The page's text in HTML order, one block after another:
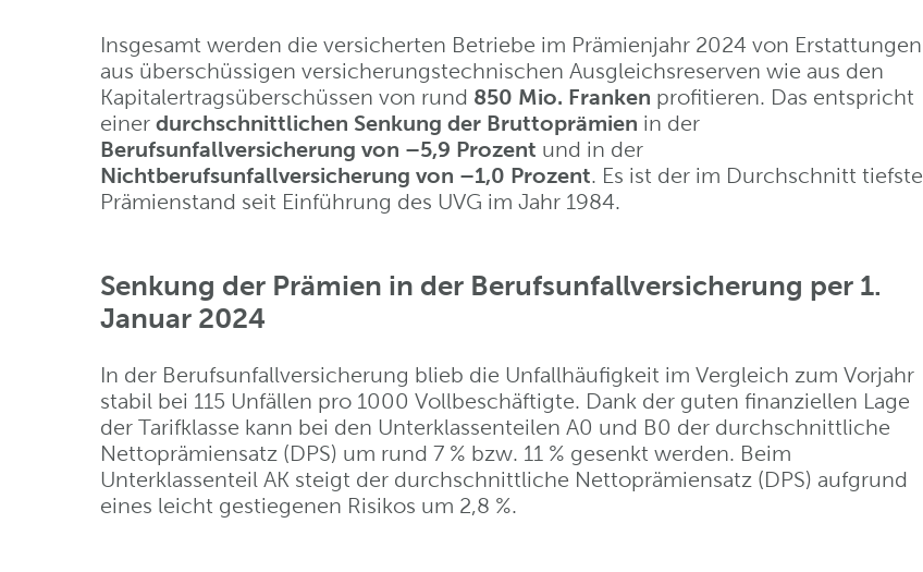
Insgesamt werden die versicherten Betriebe im Prämienjahr 2024 von Erstat­tungen
aus überschüssigen versicherungstechnischen Ausgleichsreserven wie aus den
Kapitalertrags­über­schüssen von rund 850 Mio. Franken profitieren. Das entspricht
einer durch­schnittlichen Senkung der Bruttoprämien in der
Berufsunfallversicherung von –5,9 Prozent und in der
Nichtberufsunfallversicherung von –1,0 Prozent. Es ist der im Durchschnitt tiefste
Prämienstand seit Einfüh­rung des UVG im Jahr 1984.
Senkung der Prämien in der Berufsunfallversicherung per 1.
Januar 2024
In der Berufsunfallversicherung blieb die Unfallhäufigkeit im Vergleich zum Vorjahr
stabil bei 115 Unfällen pro 1000 Vollbeschäftigte. Dank der guten finanziellen Lage
der Tarifklasse kann bei den Unterklassenteilen A0 und B0 der durchschnittliche
Nettoprämiensatz (DPS) um rund 7 % bzw. 11 % gesenkt werden. Beim
Unterklassenteil AK steigt der durchschnittliche Nettoprämiensatz (DPS) aufgrund
eines leicht gestiegenen Risikos um 2,8 %.